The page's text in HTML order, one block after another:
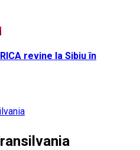
revine la Sibiu în